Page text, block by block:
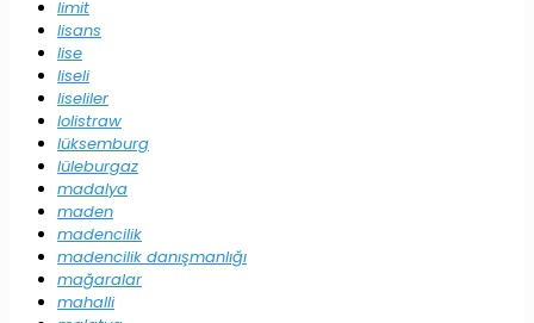
limit
lisans
lise
liseli
liseliler
lolistraw
lüksemburg
lüleburgaz
madalya
maden
madencilik
madencilik danışmanlığı
mağaralar
mahalli